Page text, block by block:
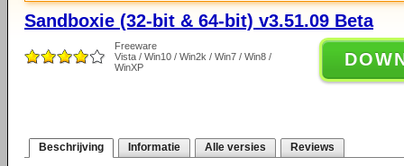
Sandboxie (32-bit & 64-bit) v3.51.09 Beta
Freeware
Vista / Win10 / Win2k / Win7 / Win8 /
WinXP
Beschrijving Informatie Alle versies Reviews